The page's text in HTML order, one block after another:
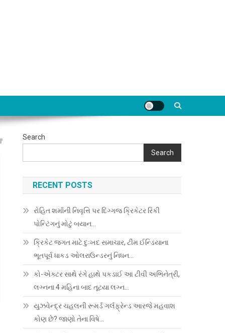
Search
Search
RECENT POSTS
રોહિત શર્માની નિવૃત્તિ પર દિગ્ગજ ક્રિકેટર રિકી
પોન્ટિંગનું મોટું બયાન…
ક્રિકેટ જગત માટે દુઃખદ સમાચાર, ટીમ ઈન્ડિયાના
ભૂતપૂર્વ ધાકડ ઓલરાઉન્ડરનું નિધન…
કો-એક્ટર સાથે રંગે હાથે પકડાઈ આ ટીવી અભિનેત્રી,
લગ્નના 4 મહિના બાદ તૂટયા લગ્ન…
યુઝવેન્દ્ર ચહલની રૂમર્ડ ગર્લફ્રેન્ડ આરજે મહવાશ
કોણ છે? જાણો તેના વિષે…